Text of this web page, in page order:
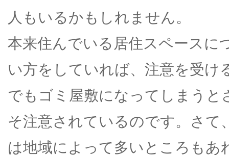
人もいるかもしれません。
本来住んでいる居住スペースに
い方をしていれば、注意を受け
でもゴミ屋敷になってしまう
そ注意されているのです。さて
は地域によって多いところも